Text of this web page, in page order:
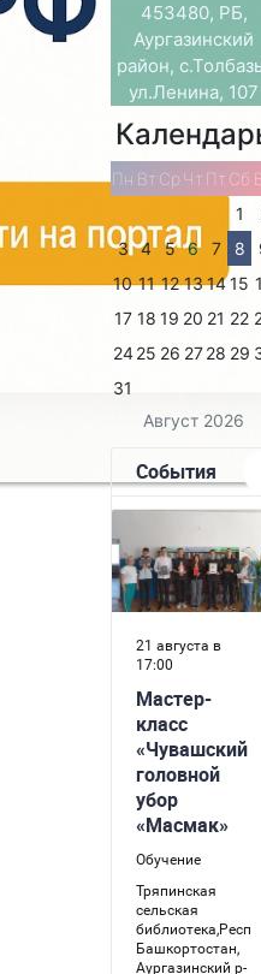
— то
–
453480, РБ,
Аургазинский
район,
ул.Ленина, 107
Август 2026
Пн Вт Ср Чт Пт Сб
1
3
4 5 6 7 8
10 11 12 1314 15
17 18 19 20 21 22
24 25 26 27 28 29
31